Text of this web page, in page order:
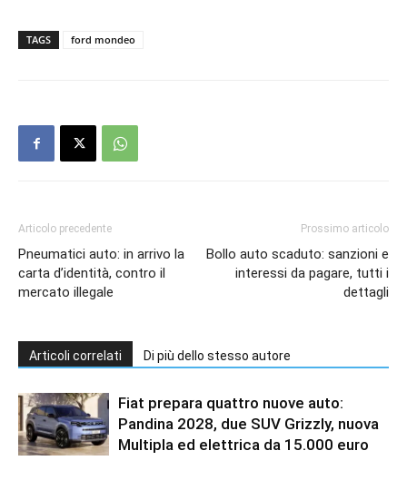
TAGS ford mondeo
Articolo precedente
Pneumatici auto: in arrivo la
carta d’identità, contro il
mercato illegale
Prossimo articolo
Bollo auto scaduto: sanzioni e
interessi da pagare, tutti i
dettagli
Articoli correlati Di più dello stesso autore
Fiat prepara quattro nuove auto:
Pandina 2028, due SUV Grizzly, nuova
Multipla ed elettrica da 15.000 euro